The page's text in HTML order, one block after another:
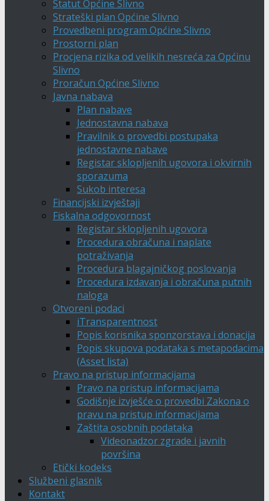
Statut Općine Slivno
Strateški plan Općine Slivno
Provedbeni program Općine Slivno
Prostorni plan
Procjena rizika od velikih nesreća za Općinu
Slivno
Proračun Općine Slivno
Javna nabava
Plan nabave
Jednostavna nabava
Pravilnik o provedbi postupaka
jednostavne nabave
Registar sklopljenih ugovora i okvirnih
sporazuma
Sukob interesa
Financijski izvještaji
Fiskalna odgovornost
Registar sklopljenih ugovora
Procedura obračuna i naplate
potraživanja
Procedura blagajničkog poslovanja
Procedura izdavanja i obračuna putnih
naloga
Otvoreni podaci
iTransparentnost
Popis korisnika sponzorstava i donacija
Popis skupova podataka s metapodacima
(Asset lista)
Pravo na pristup informacijama
Pravo na pristup informacijama
Godišnje izvješće o provedbi Zakona o
pravu na pristup informacijama
Zaštita osobnih podataka
Videonadzor zgrade i javnih
površina
Etički kodeks
Službeni glasnik
Kontakt